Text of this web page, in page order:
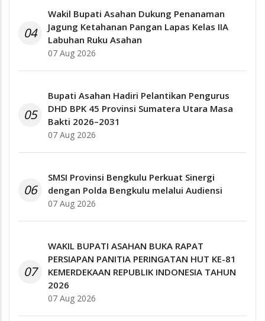
04
Wakil Bupati Asahan Dukung Penanaman
Jagung Ketahanan Pangan Lapas Kelas IIA
Labuhan Ruku Asahan
07 Aug 2026
05
Bupati Asahan Hadiri Pelantikan Pengurus
DHD BPK 45 Provinsi Sumatera Utara Masa
Bakti 2026–2031
07 Aug 2026
06
SMSI Provinsi Bengkulu Perkuat Sinergi
dengan Polda Bengkulu melalui Audiensi
07 Aug 2026
07
WAKIL BUPATI ASAHAN BUKA RAPAT
PERSIAPAN PANITIA PERINGATAN HUT KE-81
KEMERDEKAAN REPUBLIK INDONESIA TAHUN
2026
07 Aug 2026